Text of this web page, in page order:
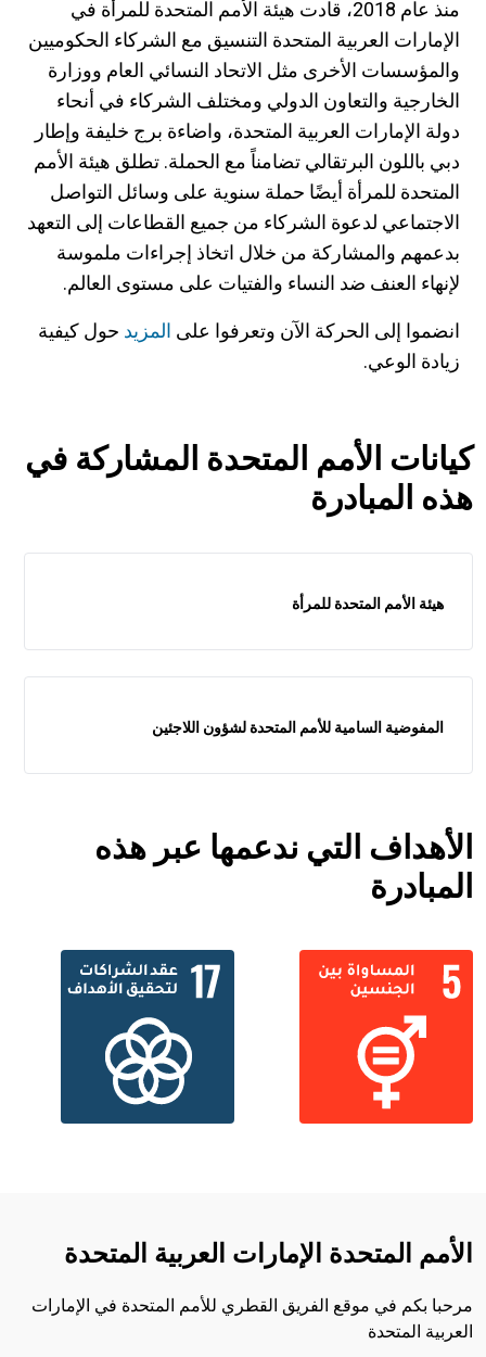
منذ عام 2018، قادت هيئة الأمم المتحدة للمرأة في
الإمارات العربية المتحدة التنسيق مع الشركاء الحكوميين
والمؤسسات الأخرى مثل الاتحاد النسائي العام ووزارة
الخارجية والتعاون الدولي ومختلف الشركاء في أنحاء
دولة الإمارات العربية المتحدة، واضاءة برج خليفة وإطار
دبي باللون البرتقالي تضامناً مع الحملة. تطلق هيئة الأمم
المتحدة للمرأة أيضًا حملة سنوية على وسائل التواصل
الاجتماعي لدعوة الشركاء من جميع القطاعات إلى التعهد
بدعمهم والمشاركة من خلال اتخاذ إجراءات ملموسة
لإنهاء العنف ضد النساء والفتيات على مستوى العالم.
انضموا إلى الحركة الآن وتعرفوا على المزيد حول كيفية
زيادة الوعي.
كيانات الأمم المتحدة المشاركة في
هذه المبادرة
هيئة الأمم المتحدة للمرأة
المفوضية السامية للأمم المتحدة لشؤون اللاجئين
الأهداف التي ندعمها عبر هذه
المبادرة
الأمم المتحدة الإمارات العربية المتحدة
مرحبا بكم في موقع الفريق القطري للأمم المتحدة في الإمارات
العربية المتحدة